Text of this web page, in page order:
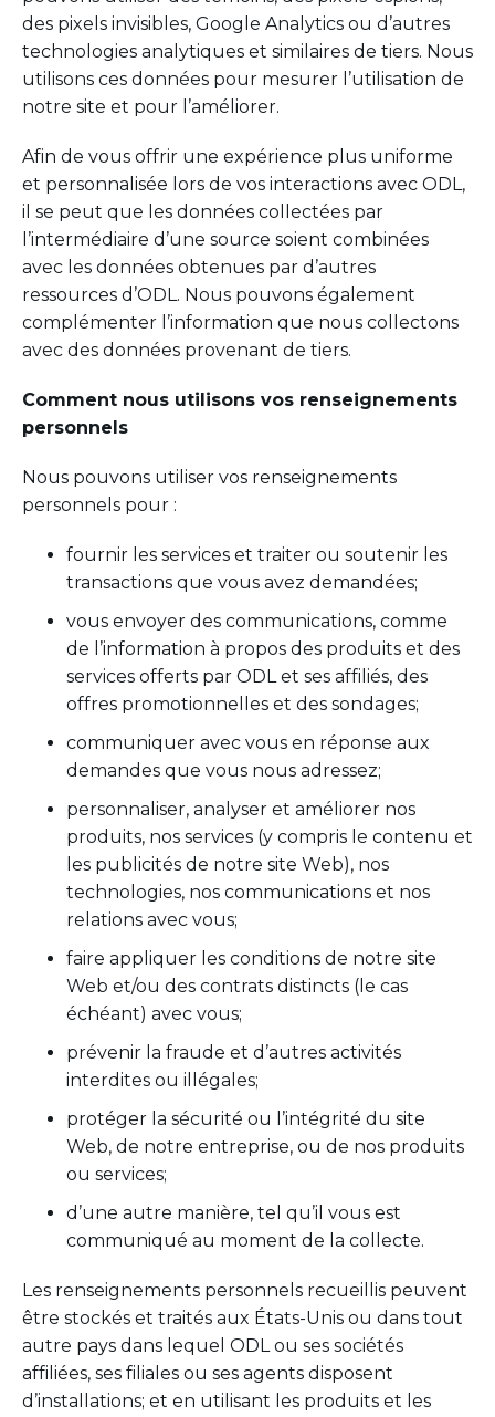
des pixels invisibles, Google Analytics ou d’autres
technologies analytiques et similaires de tiers. Nous
utilisons ces données pour mesurer l’utilisation de
notre site et pour l’améliorer.
Afin de vous offrir une expérience plus uniforme
et personnalisée lors de vos interactions avec ODL,
il se peut que les données collectées par
l’intermédiaire d’une source soient combinées
avec les données obtenues par d’autres
ressources d’ODL. Nous pouvons également
complémenter l’information que nous collectons
avec des données provenant de tiers.
Comment nous utilisons vos renseignements
personnels
Nous pouvons utiliser vos renseignements
personnels pour :
fournir les services et traiter ou soutenir les
transactions que vous avez demandées;
vous envoyer des communications, comme
de l’information à propos des produits et des
services offerts par ODL et ses affiliés, des
offres promotionnelles et des sondages;
communiquer avec vous en réponse aux
demandes que vous nous adressez;
personnaliser, analyser et améliorer nos
produits, nos services (y compris le contenu et
les publicités de notre site Web), nos
technologies, nos communications et nos
relations avec vous;
faire appliquer les conditions de notre site
Web et/ou des contrats distincts (le cas
échéant) avec vous;
prévenir la fraude et d’autres activités
interdites ou illégales;
protéger la sécurité ou l’intégrité du site
Web, de notre entreprise, ou de nos produits
ou services;
d’une autre manière, tel qu’il vous est
communiqué au moment de la collecte.
Les renseignements personnels recueillis peuvent
être stockés et traités aux États-Unis ou dans tout
autre pays dans lequel ODL ou ses sociétés
affiliées, ses filiales ou ses agents disposent
d’installations; et en utilisant les produits et les